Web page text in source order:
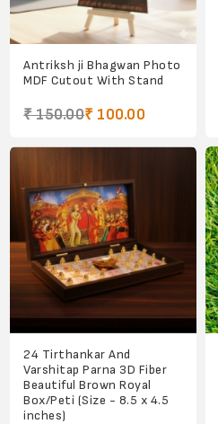
Antriksh ji Bhagwan Photo
MDF Cutout With Stand
₹ 150.00₹ 100.00
24 Tirthankar And
Varshitap Parna 3D Fiber
Beautiful Brown Royal
Box/Peti (Size - 8.5 x 4.5
inches)